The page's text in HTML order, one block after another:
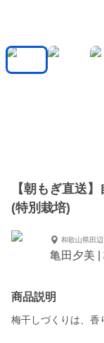
【朝もぎ直送
(特別栽培)
和歌山県田
亀田夕美 |
商品説明
梅干しづくりは、香